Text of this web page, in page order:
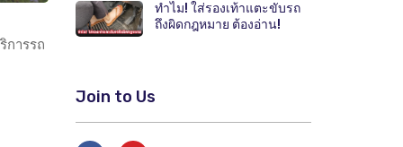
การรถ
ทำไม! ใส่รองเท้าแตะขับรถ
ถึงผิดกฎหมาย ต้องอ่าน!
Join to Us